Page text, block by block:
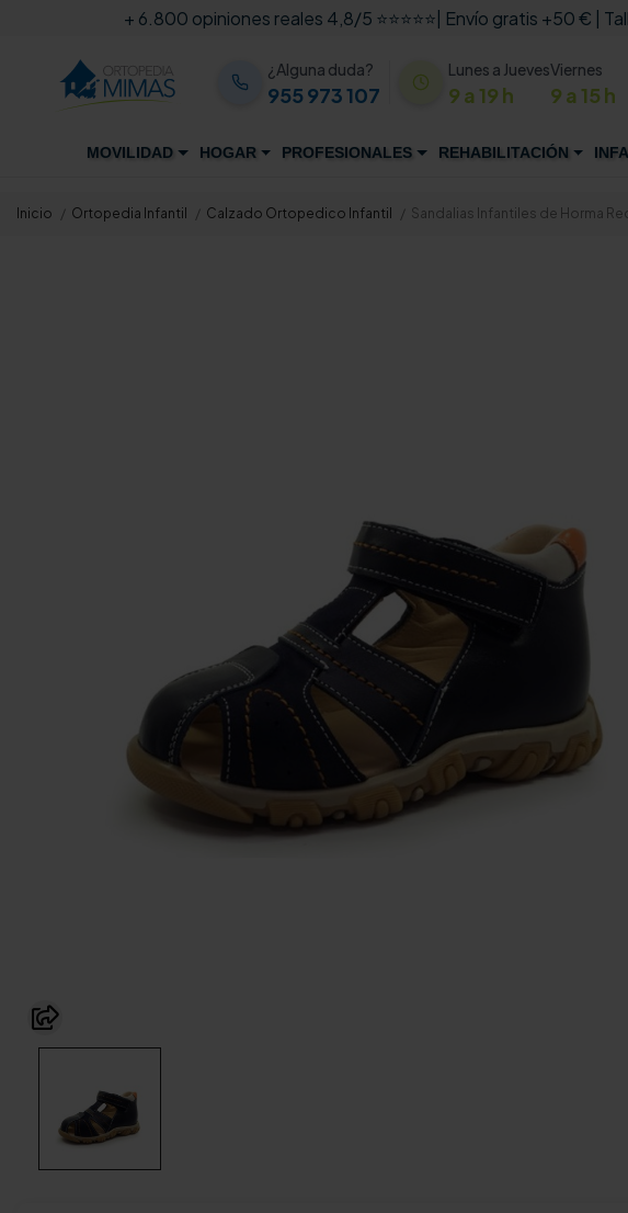
+ 6.800 opiniones reales 4,8/5 ⭐⭐⭐⭐⭐| Envío gratis +50 € |
¿Alguna duda?
955 973 107
Lunes a Jueves
9 a 19 h
Viernes
9 a 15 h
MOVILIDAD HOGAR PROFESIONALES REHABILITACIÓN
Inicio Ortopedia Infantil Calzado Ortopedico Infantil Sandalias Infantiles de Horma